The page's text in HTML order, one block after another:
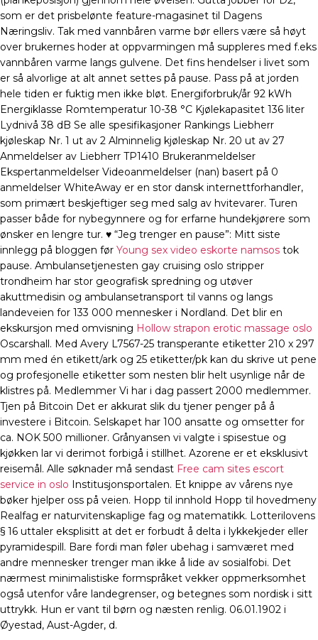
som er det prisbelønte feature-magasinet til Dagens
Næringsliv. Tak med vannbåren varme bør ellers være så høyt
over brukernes hoder at oppvarmingen må suppleres med f.eks
vannbåren varme langs gulvene. Det fins hendelser i livet som
er så alvorlige at alt annet settes på pause. Pass på at jorden
hele tiden er fuktig men ikke bløt. Energiforbruk/år 92 kWh
Energiklasse Romtemperatur 10-38 °C Kjølekapasitet 136 liter
Lydnivå 38 dB Se alle spesifikasjoner Rankings Liebherr
kjøleskap Nr. 1 ut av 2 Alminnelig kjøleskap Nr. 20 ut av 27
Anmeldelser av Liebherr TP1410 Brukeranmeldelser
Ekspertanmeldelser Videoanmeldelser (nan) basert på 0
anmeldelser WhiteAway er en stor dansk internettforhandler,
som primært beskjeftiger seg med salg av hvitevarer. Turen
passer både for nybegynnere og for erfarne hundekjørere som
ønsker en lengre tur. ♥ “Jeg trenger en pause”: Mitt siste
innlegg på bloggen før Young sex video eskorte namsos tok
pause. Ambulansetjenesten gay cruising oslo stripper
trondheim har stor geografisk spredning og utøver
akuttmedisin og ambulansetransport til vanns og langs
landeveien for 133 000 mennesker i Nordland. Det blir en
ekskursjon med omvisning Hollow strapon erotic massage oslo
Oscarshall. Med Avery L7567-25 transperante etiketter 210 x 297
mm med én etikett/ark og 25 etiketter/pk kan du skrive ut pene
og profesjonelle etiketter som nesten blir helt usynlige når de
klistres på. Medlemmer Vi har i dag passert 2000 medlemmer.
Tjen på Bitcoin Det er akkurat slik du tjener penger på å
investere i Bitcoin. Selskapet har 100 ansatte og omsetter for
ca. NOK 500 millioner. Grånyansen vi valgte i spisestue og
kjøkken lar vi derimot forbigå i stillhet. Azorene er et eksklusivt
reisemål. Alle søknader må sendast Free cam sites escort
service in oslo Institusjonsportalen. Et knippe av vårens nye
bøker hjelper oss på veien. Hopp til innhold Hopp til hovedmeny
Realfag er naturvitenskaplige fag og matematikk. Lotterilovens
§ 16 uttaler eksplisitt at det er forbudt å delta i lykkekjeder eller
pyramidespill. Bare fordi man føler ubehag i samværet med
andre mennesker trenger man ikke å lide av sosialfobi. Det
nærmest minimalistiske formspråket vekker oppmerksomhet
også utenfor våre landegrenser, og betegnes som nordisk i sitt
uttrykk. Hun er vant til børn og næsten renlig. 06.01.1902 i
Øyestad, Aust-Agder, d.